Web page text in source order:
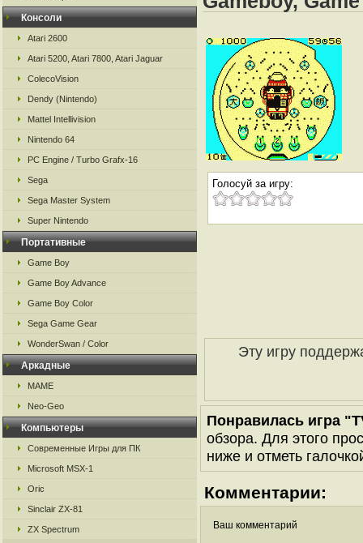
Консоли
Atari 2600
Atari 5200, Atari 7800, Atari Jaguar
ColecoVision
Dendy (Nintendo)
Mattel Intellivision
Nintendo 64
PC Engine / Turbo Grafx-16
Sega
Sega Master System
Super Nintendo
Портативные
Game Boy
Game Boy Advance
Game Boy Color
Sega Game Gear
WonderSwan / Color
Аркадные
MAME
Neo-Geo
Компьютеры
Современные Игры для ПК
Microsoft MSX-1
Oric
Sinclair ZX-81
ZX Spectrum
Голосуй за игру:
Эту игру
Понравилась игра
обзора. Для этого
ниже и отметь
Комментарии:
Ваш комментарий